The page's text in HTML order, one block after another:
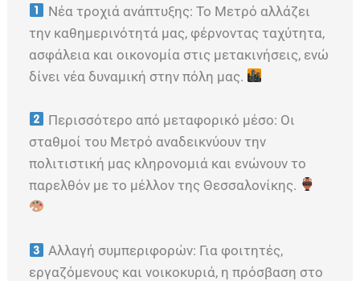
Νέα τροχιά ανάπτυξης: Το Μετρό αλλάζει
την καθημερινότητά μας, φέρνοντας ταχύτητα,
ασφάλεια και οικονομία στις μετακινήσεις, ενώ
δίνει νέα δυναμική στην πόλη μας.
Περισσότερο από μεταφορικό μέσο: Οι
σταθμοί του Μετρό αναδεικνύουν την
πολιτιστική μας κληρονομιά και ενώνουν το
παρελθόν με το μέλλον της Θεσσαλονίκης.
Αλλαγή συμπεριφορών: Για φοιτητές,
εργαζόμενους και νοικοκυριά, η πρόσβαση στο